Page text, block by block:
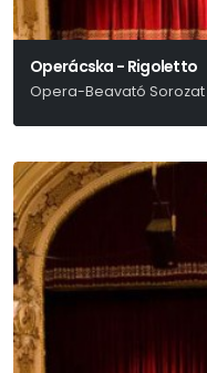
Operácska - Rigoletto
Opera-Beavató Sorozat